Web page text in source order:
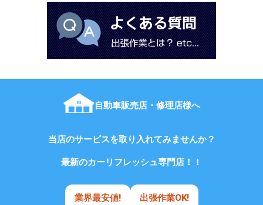
自動車販売店・修理店様へ
当店のサービスを取り入れてみませんか？
最新のカーリフレッシュ専門店！！
業界最安値! 出張作業OK!